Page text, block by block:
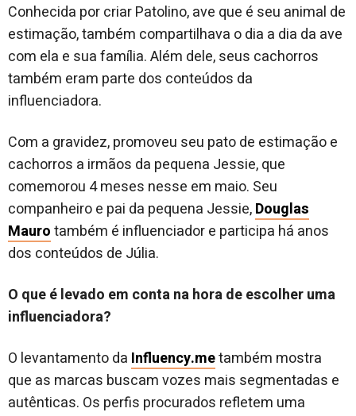
Conhecida por criar Patolino, ave que é seu animal de
estimação, também compartilhava o dia a dia da ave
com ela e sua família. Além dele, seus cachorros
também eram parte dos conteúdos da
influenciadora.
Com a gravidez, promoveu seu pato de estimação e
cachorros a irmãos da pequena Jessie, que
comemorou 4 meses nesse em maio. Seu
companheiro e pai da pequena Jessie,Douglas
Maurotambém é influenciador e participa há anos
dos conteúdos de Júlia.
O que é levado em conta na hora de escolher uma
influenciadora?
O levantamento da Influency.metambém mostra
que as marcas buscam vozes mais segmentadas e
autênticas. Os perfis procurados refletem uma